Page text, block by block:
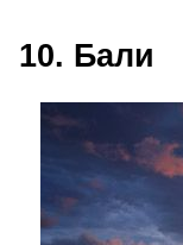
10. Бали